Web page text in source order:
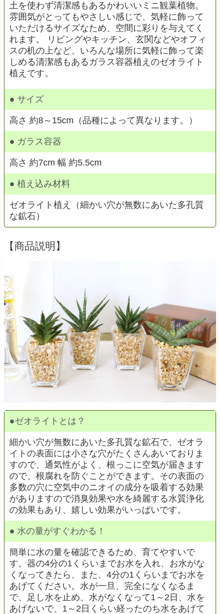
土を使わず清潔感もあるかわいいミニ観葉植物。
雰囲気がとってもやさしい感じで、気軽に飾って
いただけるサイズなため、空間に彩りを与えてく
れます。 リビングやキッチン、玄関などやオフィ
スの机の上など、いろんな場所に気軽に飾って楽
しめる清潔感もあるガラス容器植えのゼオライト
植えです。
● サイズ
高さ 約8～15cm（品種によって異なります。）
● ガラス容器
高さ 約7cm 幅 約5.5cm
● 植え込み材料
ゼオライト植え（細かい穴が無数にあいた多孔質
な鉱石）
【商品説明】
●ゼオライトとは？
細かい穴が無数にあいた多孔質な鉱石で、ゼオラ
イトの表面には小さな穴がたくさんあいておりま
すので、通気性がよく、根っこに空気が届きます
ので、根腐れを防ぐことができます。その表面の
多数の穴に空気中のニオイの成分を吸着する効果
がありますので消臭効果や水を綺麗する水質浄化
の効果もあり、嬉しい効果がいっぱいです。
● 水の量がすぐわかる！
簡単に水の量を確認できるため、育てやすいで
す。器の4分の1くらいまでお水を入れ、お水がな
くなってきたら、また、4分の1くらいまでお水を
あげてください。水が一旦、完全になくなるま
で、足し水を止め、水がなくなって1～2日、水を
あげないで、1～2日くらい経ったのち水をあげて